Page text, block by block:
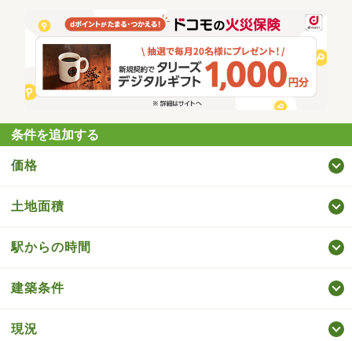
条件を追加する
価格
土地面積
駅からの時間
建築条件
現況